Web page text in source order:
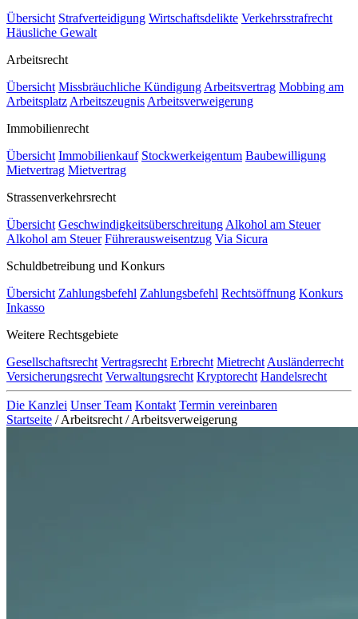
Übersicht Strafverteidigung Wirtschaftsdelikte Verkehrsstrafrecht
Häusliche Gewalt
Arbeitsrecht
Übersicht Missbräuchliche Kündigung Arbeitsvertrag Mobbing am
Arbeitsplatz Arbeitszeugnis Arbeitsverweigerung
Immobilienrecht
Übersicht Immobilienkauf Stockwerkeigentum Baubewilligung
Mietvertrag Mietvertrag
Strassenverkehrsrecht
Übersicht Geschwindigkeitsüberschreitung Alkohol am Steuer
Alkohol am Steuer Führerausweisentzug Via Sicura
Schuldbetreibung und Konkurs
Übersicht Zahlungsbefehl Zahlungsbefehl Rechtsöffnung Konkurs
Inkasso
Weitere Rechtsgebiete
Gesellschaftsrecht Vertragsrecht Erbrecht Mietrecht Ausländerrecht
Versicherungsrecht Verwaltungsrecht Kryptorecht Handelsrecht
Die Kanzlei Unser Team Kontakt Termin vereinbaren
Startseite / Arbeitsrecht / Arbeitsverweigerung